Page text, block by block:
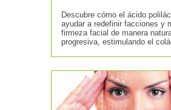
Descubre cómo el ácido
ayudar a redefinir facciones y
firmeza facial de manera
progresiva, estimulando el